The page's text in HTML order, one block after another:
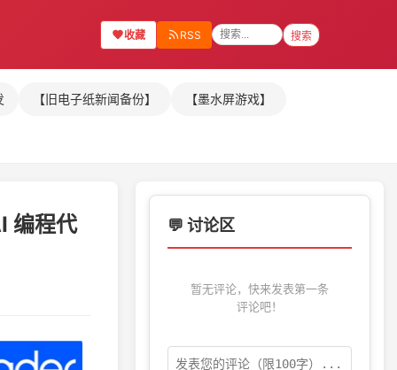
收藏 RSS 搜索
【旧电子纸新闻备份】 【墨水屏游戏】
编程代 💬 讨论区
暂无评论，快来发表第一条
评论吧！